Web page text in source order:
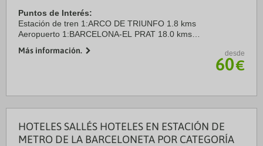
Puntos de Interés:
Estación de tren 1:ARCO DE TRIUNFO 1.8 kms
Aeropuerto 1:BARCELONA-EL PRAT 18.0 kms
Centro Ciudad:CENTRO BARCELONA 2.7 kms
Más información. desde
60€
HOTELES SALLÉS HOTELES EN ESTACIÓN DE
METRO DE LA BARCELONETA POR CATEGORÍA